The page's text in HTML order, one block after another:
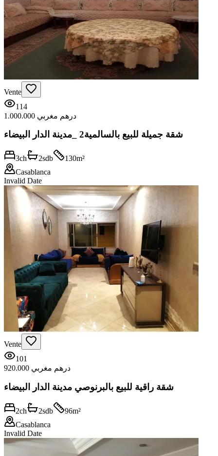
Vente
114
1.000.000 درهم مغربي
شقة جميلة للبيع بالسالمية2 _مدينة الدار البيضاء
3ch 2sdb 130m²
Casablanca
Invalid Date
Vente
101
920.000 درهم مغربي
شقة راقية للبيع بالبرنوصي مدينة الدار البيضاء
2ch 2sdb 96m²
Casablanca
Invalid Date